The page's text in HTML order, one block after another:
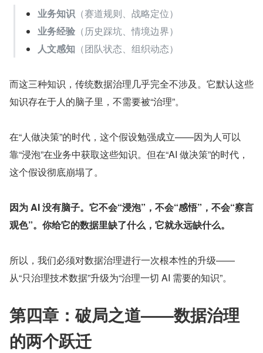
业务知识 （赛道规则、战略定位）
业务经验 （历史踩坑、情境边界）
人文感知 （团队状态、组织动态）
而这三种知识，传统数据治理几乎完全不涉及。它默认这些
知识存在于人的脑子里，不需要被“治理”。
在“人做决策”的时代，这个假设勉强成立——因为人可以
靠“浸泡”在业务中获取这些知识。但在“AI 做决策”的时代，
这个假设彻底崩塌了。
因为 AI 没有脑子。它不会“浸泡”，不会“感悟”，不会“察言
观色”。你给它的数据里缺了什么，它就永远缺什么。
所以，我们必须对数据治理进行一次根本性的升级——
从“只治理技术数据”升级为“治理一切 AI 需要的知识”。
第四章：破局之道——数据治理
的两个跃迁